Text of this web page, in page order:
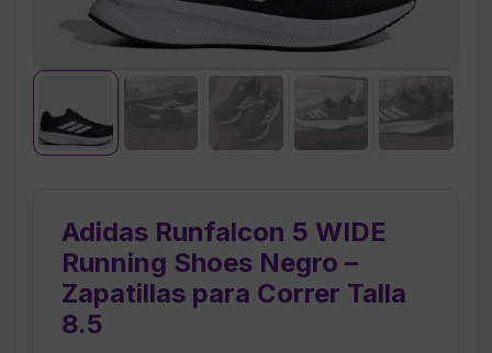
Adidas Runfalcon 5 WIDE
Running Shoes Negro –
Zapatillas para Correr Talla
8.5